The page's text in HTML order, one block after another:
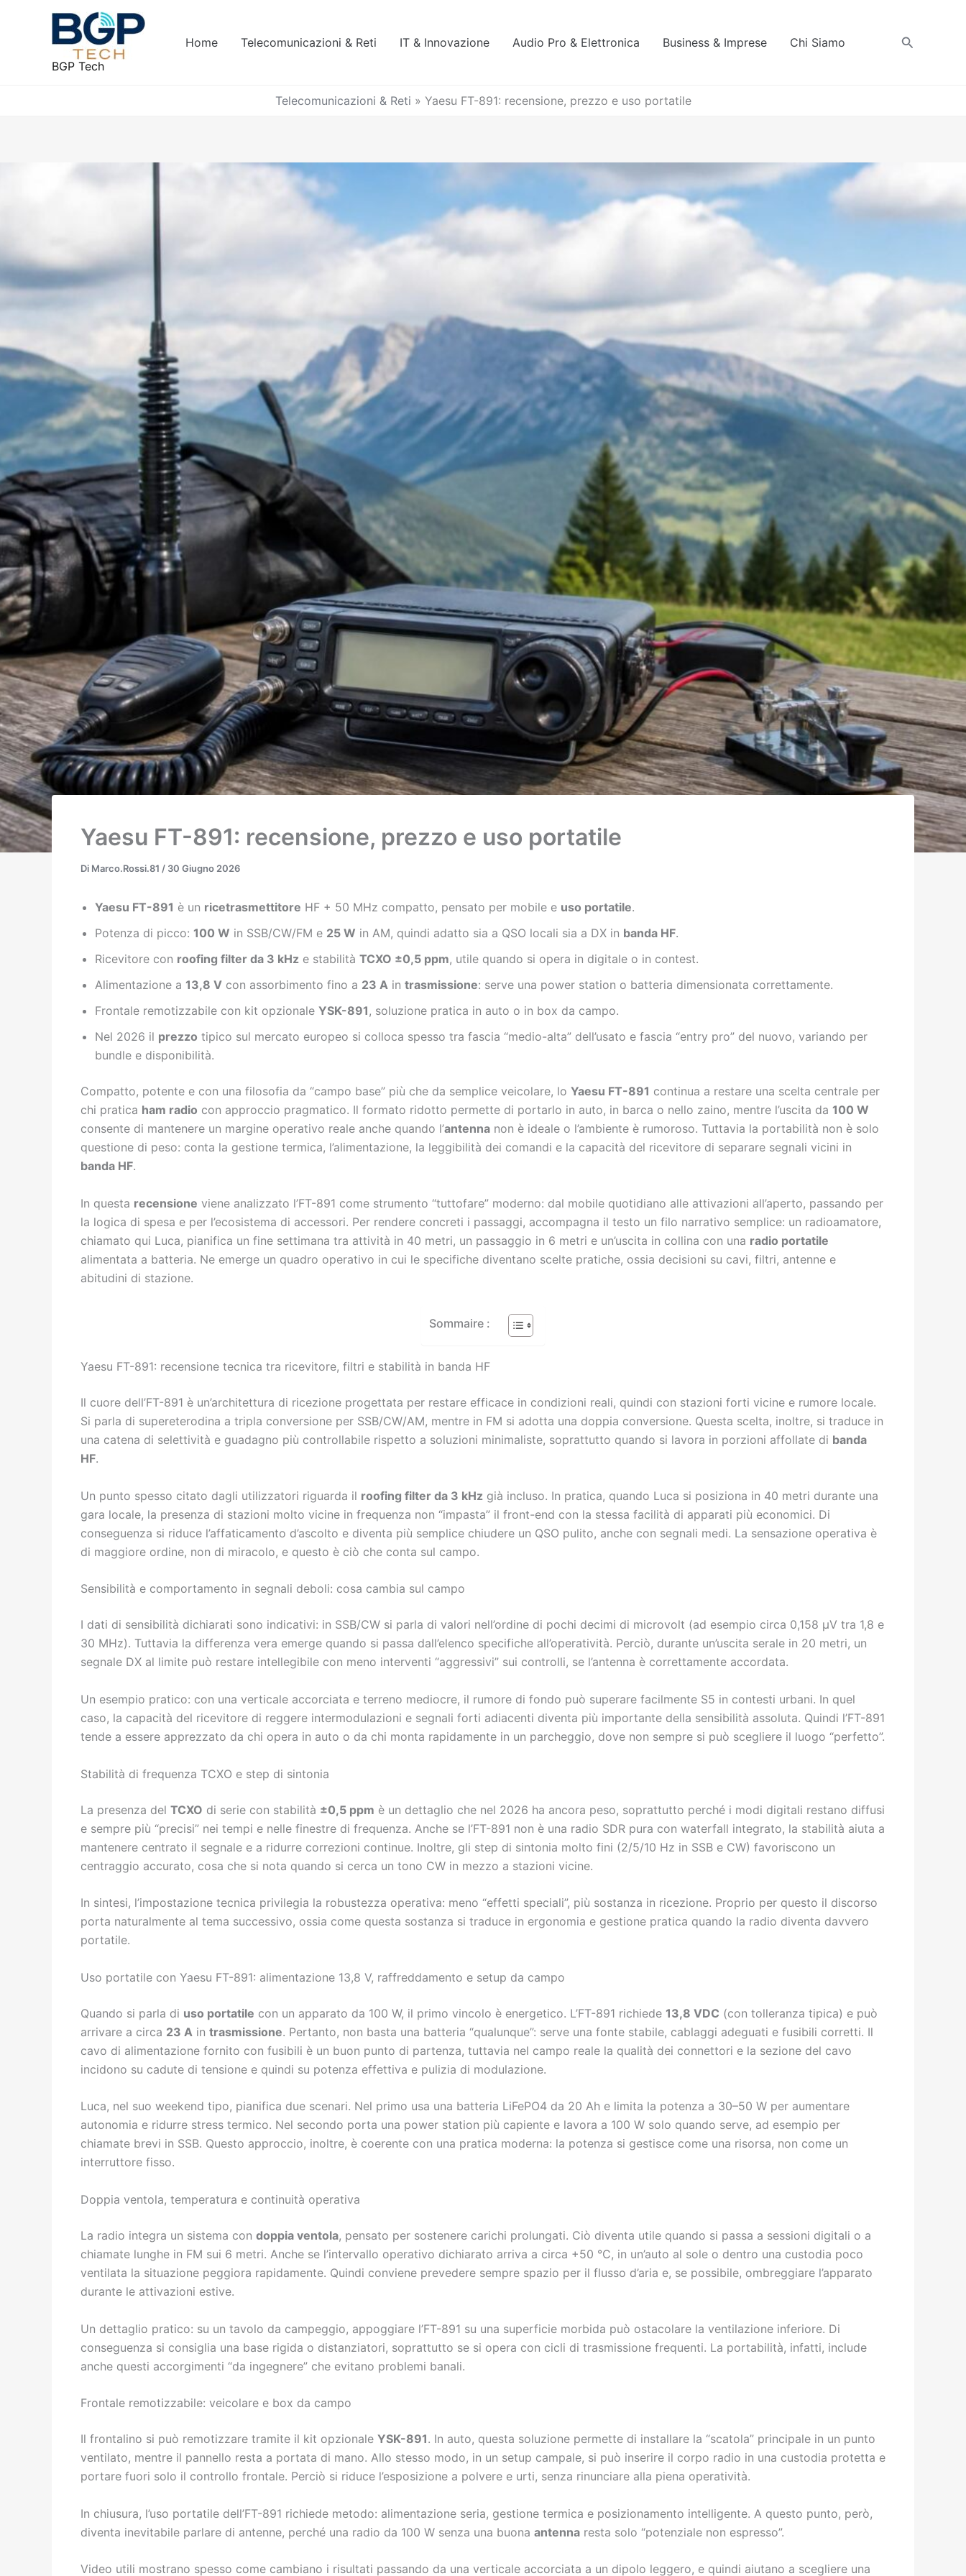
contenuto
BGP Tech
Home Telecomunicazioni & Reti IT & Innovazione Audio Pro & Elettronica Business & Imprese Chi Siamo Cerca
Telecomunicazioni & Reti » Yaesu FT-891: recensione, prezzo e uso portatile
Yaesu FT-891: recensione, prezzo e uso portatile
Di Marco.Rossi.81 / 30 Giugno 2026
Yaesu FT-891 è un ricetrasmettitore HF + 50 MHz compatto, pensato per mobile e uso portatile.
Potenza di picco: 100 W in SSB/CW/FM e 25 W in AM, quindi adatto sia a QSO locali sia a DX in banda HF.
Ricevitore con roofing filter da 3 kHz e stabilità TCXO ±0,5 ppm, utile quando si opera in digitale o in contest.
Alimentazione a 13,8 V con assorbimento fino a 23 A in trasmissione: serve una power station o batteria dimensionata correttamente.
Frontale remotizzabile con kit opzionale YSK-891, soluzione pratica in auto o in box da campo.
Nel 2026 il prezzo tipico sul mercato europeo si colloca spesso tra fascia “medio-alta” dell’usato e fascia “entry pro” del nuovo, variando per
bundle e disponibilità.
Compatto, potente e con una filosofia da “campo base” più che da semplice veicolare, lo Yaesu FT-891 continua a restare una scelta centrale per
chi pratica ham radio con approccio pragmatico. Il formato ridotto permette di portarlo in auto, in barca o nello zaino, mentre l’uscita da 100 W
consente di mantenere un margine operativo reale anche quando l’antenna non è ideale o l’ambiente è rumoroso. Tuttavia la portabilità non è solo
questione di peso: conta la gestione termica, l’alimentazione, la leggibilità dei comandi e la capacità del ricevitore di separare segnali vicini in
banda HF.
In questa recensione viene analizzato l’FT-891 come strumento “tuttofare” moderno: dal mobile quotidiano alle attivazioni all’aperto, passando per
la logica di spesa e per l’ecosistema di accessori. Per rendere concreti i passaggi, accompagna il testo un filo narrativo semplice: un radioamatore,
chiamato qui Luca, pianifica un fine settimana tra attività in 40 metri, un passaggio in 6 metri e un’uscita in collina con una radio portatile
alimentata a batteria. Ne emerge un quadro operativo in cui le specifiche diventano scelte pratiche, ossia decisioni su cavi, filtri, antenne e
abitudini di stazione.
Sommaire :
Yaesu FT-891: recensione tecnica tra ricevitore, filtri e stabilità in banda HF
Il cuore dell’FT-891 è un’architettura di ricezione progettata per restare efficace in condizioni reali, quindi con stazioni forti vicine e rumore locale.
Si parla di supereterodina a tripla conversione per SSB/CW/AM, mentre in FM si adotta una doppia conversione. Questa scelta, inoltre, si traduce in
una catena di selettività e guadagno più controllabile rispetto a soluzioni minimaliste, soprattutto quando si lavora in porzioni affollate di banda
HF.
Un punto spesso citato dagli utilizzatori riguarda il roofing filter da 3 kHz già incluso. In pratica, quando Luca si posiziona in 40 metri durante una
gara locale, la presenza di stazioni molto vicine in frequenza non “impasta” il front-end con la stessa facilità di apparati più economici. Di
conseguenza si riduce l’affaticamento d’ascolto e diventa più semplice chiudere un QSO pulito, anche con segnali medi. La sensazione operativa è
di maggiore ordine, non di miracolo, e questo è ciò che conta sul campo.
Sensibilità e comportamento in segnali deboli: cosa cambia sul campo
I dati di sensibilità dichiarati sono indicativi: in SSB/CW si parla di valori nell’ordine di pochi decimi di microvolt (ad esempio circa 0,158 µV tra 1,8 e
30 MHz). Tuttavia la differenza vera emerge quando si passa dall’elenco specifiche all’operatività. Perciò, durante un’uscita serale in 20 metri, un
segnale DX al limite può restare intellegibile con meno interventi “aggressivi” sui controlli, se l’antenna è correttamente accordata.
Un esempio pratico: con una verticale accorciata e terreno mediocre, il rumore di fondo può superare facilmente S5 in contesti urbani. In quel
caso, la capacità del ricevitore di reggere intermodulazioni e segnali forti adiacenti diventa più importante della sensibilità assoluta. Quindi l’FT-891
tende a essere apprezzato da chi opera in auto o da chi monta rapidamente in un parcheggio, dove non sempre si può scegliere il luogo “perfetto”.
Stabilità di frequenza TCXO e step di sintonia
La presenza del TCXO di serie con stabilità ±0,5 ppm è un dettaglio che nel 2026 ha ancora peso, soprattutto perché i modi digitali restano diffusi
e sempre più “precisi” nei tempi e nelle finestre di frequenza. Anche se l’FT-891 non è una radio SDR pura con waterfall integrato, la stabilità aiuta a
mantenere centrato il segnale e a ridurre correzioni continue. Inoltre, gli step di sintonia molto fini (2/5/10 Hz in SSB e CW) favoriscono un
centraggio accurato, cosa che si nota quando si cerca un tono CW in mezzo a stazioni vicine.
In sintesi, l’impostazione tecnica privilegia la robustezza operativa: meno “effetti speciali”, più sostanza in ricezione. Proprio per questo il discorso
porta naturalmente al tema successivo, ossia come questa sostanza si traduce in ergonomia e gestione pratica quando la radio diventa davvero
portatile.
Uso portatile con Yaesu FT-891: alimentazione 13,8 V, raffreddamento e setup da campo
Quando si parla di uso portatile con un apparato da 100 W, il primo vincolo è energetico. L’FT-891 richiede 13,8 VDC (con tolleranza tipica) e può
arrivare a circa 23 A in trasmissione. Pertanto, non basta una batteria “qualunque”: serve una fonte stabile, cablaggi adeguati e fusibili corretti. Il
cavo di alimentazione fornito con fusibili è un buon punto di partenza, tuttavia nel campo reale la qualità dei connettori e la sezione del cavo
incidono su cadute di tensione e quindi su potenza effettiva e pulizia di modulazione.
Luca, nel suo weekend tipo, pianifica due scenari. Nel primo usa una batteria LiFePO4 da 20 Ah e limita la potenza a 30–50 W per aumentare
autonomia e ridurre stress termico. Nel secondo porta una power station più capiente e lavora a 100 W solo quando serve, ad esempio per
chiamate brevi in SSB. Questo approccio, inoltre, è coerente con una pratica moderna: la potenza si gestisce come una risorsa, non come un
interruttore fisso.
Doppia ventola, temperatura e continuità operativa
La radio integra un sistema con doppia ventola, pensato per sostenere carichi prolungati. Ciò diventa utile quando si passa a sessioni digitali o a
chiamate lunghe in FM sui 6 metri. Anche se l’intervallo operativo dichiarato arriva a circa +50 °C, in un’auto al sole o dentro una custodia poco
ventilata la situazione peggiora rapidamente. Quindi conviene prevedere sempre spazio per il flusso d’aria e, se possibile, ombreggiare l’apparato
durante le attivazioni estive.
Un dettaglio pratico: su un tavolo da campeggio, appoggiare l’FT-891 su una superficie morbida può ostacolare la ventilazione inferiore. Di
conseguenza si consiglia una base rigida o distanziatori, soprattutto se si opera con cicli di trasmissione frequenti. La portabilità, infatti, include
anche questi accorgimenti “da ingegnere” che evitano problemi banali.
Frontale remotizzabile: veicolare e box da campo
Il frontalino si può remotizzare tramite il kit opzionale YSK-891. In auto, questa soluzione permette di installare la “scatola” principale in un punto
ventilato, mentre il pannello resta a portata di mano. Allo stesso modo, in un setup campale, si può inserire il corpo radio in una custodia protetta e
portare fuori solo il controllo frontale. Perciò si riduce l’esposizione a polvere e urti, senza rinunciare alla piena operatività.
In chiusura, l’uso portatile dell’FT-891 richiede metodo: alimentazione seria, gestione termica e posizionamento intelligente. A questo punto, però,
diventa inevitabile parlare di antenne, perché una radio da 100 W senza una buona antenna resta solo “potenziale non espresso”.
Video utili mostrano spesso come cambiano i risultati passando da una verticale accorciata a un dipolo leggero, e quindi aiutano a scegliere una